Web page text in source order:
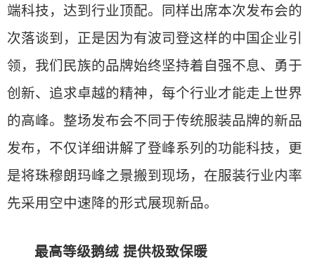
端科技，达到行业顶配。同样出席本次发布会的
次落谈到，正是因为有波司登这样的中国企业引
领，我们民族的品牌始终坚持着自强不息、勇于
创新、追求卓越的精神，每个行业才能走上世界
的高峰。整场发布会不同于传统服装品牌的新品
发布，不仅详细讲解了登峰系列的功能科技，更
是将珠穆朗玛峰之景搬到现场，在服装行业内率
先采用空中速降的形式展现新品。
最高等级鹅绒 提供极致保暖